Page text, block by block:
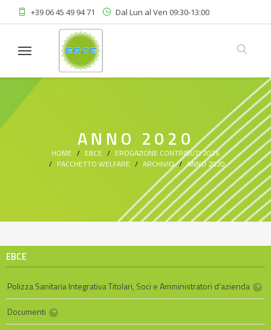
+39 06 45 49 94 71 Dal Lun al Ven 09:30-13:00
ANNO 2020
HOME EBCE
EROGAZIONE CONTRIBUTI 2026
PACCHETTO WELFARE
ARCHIVIO ANNO 2020
EBCE
Polizza Sanitaria Integrativa Titolari, Soci e Amministratori d’azienda
Documenti